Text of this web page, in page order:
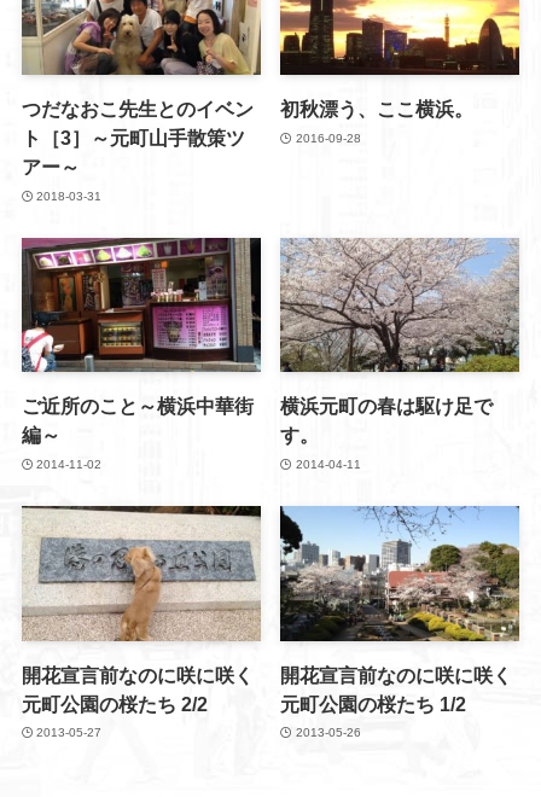
つだなおこ先生とのイベン
ト［3］～元町山手散策ツ
アー～
2018-03-31
初秋漂う、ここ横浜。
2016-09-28
ご近所のこと～横浜中華街
編～
2014-11-02
横浜元町の春は駆け足で
す。
2014-04-11
開花宣言前なのに咲に咲く
元町公園の桜たち 2/2
2013-05-27
開花宣言前なのに咲に咲く
元町公園の桜たち 1/2
2013-05-26